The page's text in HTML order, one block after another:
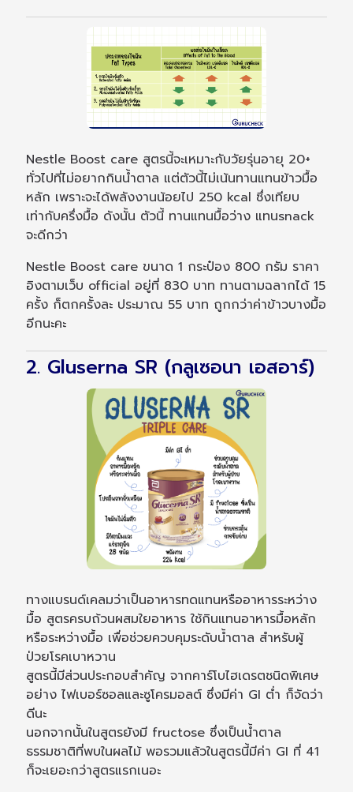
Nestle Boost care สูตรนี้จะเหมาะกับวัยรุ่นอายุ 20+
ทั่วไปที่ไม่อยากกินน้ำตาล แต่ตัวนี้ไม่เน้นทานแทนข้าวมื้อ
หลัก เพราะจะได้พลังงานน้อยไป 250 kcal ซึ่งเทียบ
เท่ากับครึ่งมื้อ ดังนั้น ตัวนี้ ทานแทนมื้อว่าง แทนsnack
จะดีกว่า
Nestle Boost care ขนาด 1 กระป๋อง 800 กรัม ราคา
อิงตามเว็บ official อยู่ที่ 830 บาท ทานตามฉลากได้ 15
ครั้ง ก็ตกครั้งละ ประมาณ 55 บาท ถูกกว่าค่าข้าวบางมื้อ
อีกนะคะ
2. Gluserna SR (กลูเซอนา เอสอาร์)
ทางแบรนด์เคลมว่าเป็นอาหารทดแทนหรืออาหารระหว่าง
มื้อ สูตรครบถ้วนผสมใยอาหาร ใช้กินแทนอาหารมื้อหลัก
หรือระหว่างมื้อ เพื่อช่วยควบคุมระดับน้ำตาล สำหรับผู้
ป่วยโรคเบาหวาน
สูตรนี้มีส่วนประกอบสำคัญ จากคาร์โบไฮเดรตชนิดพิเศษ
อย่าง ไฟเบอร์ซอลและซูโครมอลต์ ซึ่งมีค่า GI ต่ำ ก็จัดว่า
ดีนะ
นอกจากนั้นในสูตรยังมี fructose ซึ่งเป็นน้ำตาล
ธรรมชาติที่พบในผลไม้ พอรวมแล้วในสูตรนี้มีค่า GI ที่ 41
ก็จะเยอะกว่าสูตรแรกเนอะ